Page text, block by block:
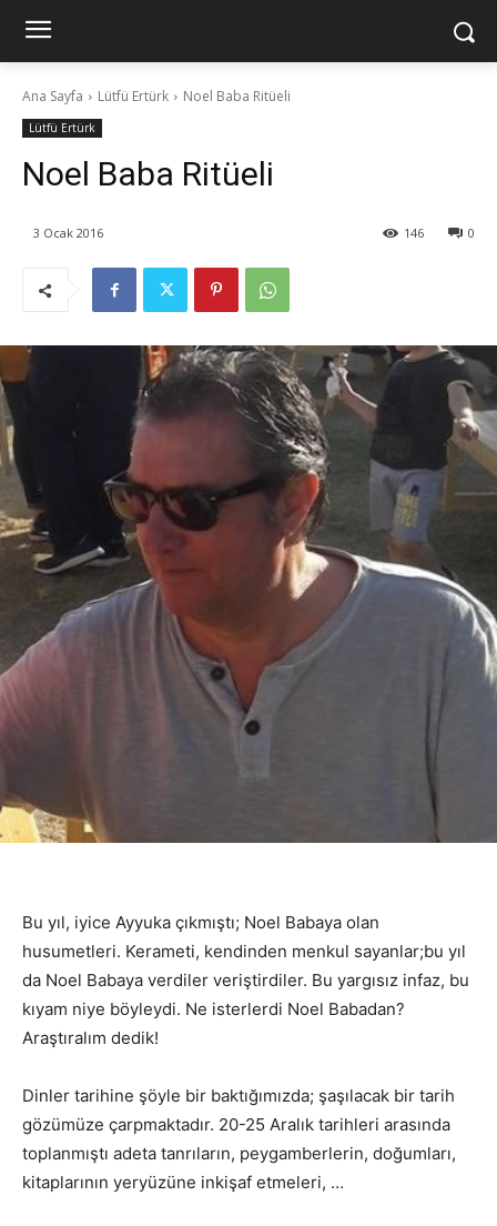
Ana Sayfa Lütfü Ertürk Noel Baba Ritüeli
Lütfü Ertürk
Noel Baba Ritüeli
3 Ocak 2016 0
146
Bu yıl, iyice Ayyuka çıkmıştı; Noel Babaya olan
husumetleri. Kerameti, kendinden menkul sayanlar;bu yıl
da Noel Babaya verdiler veriştirdiler. Bu yargısız infaz, bu
kıyam niye böyleydi. Ne isterlerdi Noel Babadan?
Araştıralım dedik!
Dinler tarihine şöyle bir baktığımızda; şaşılacak bir tarih
gözümüze çarpmaktadır. 20-25 Aralık tarihleri arasında
toplanmıştı adeta tanrıların, peygamberlerin, doğumları,
kitaplarının yeryüzüne inkişaf etmeleri, …